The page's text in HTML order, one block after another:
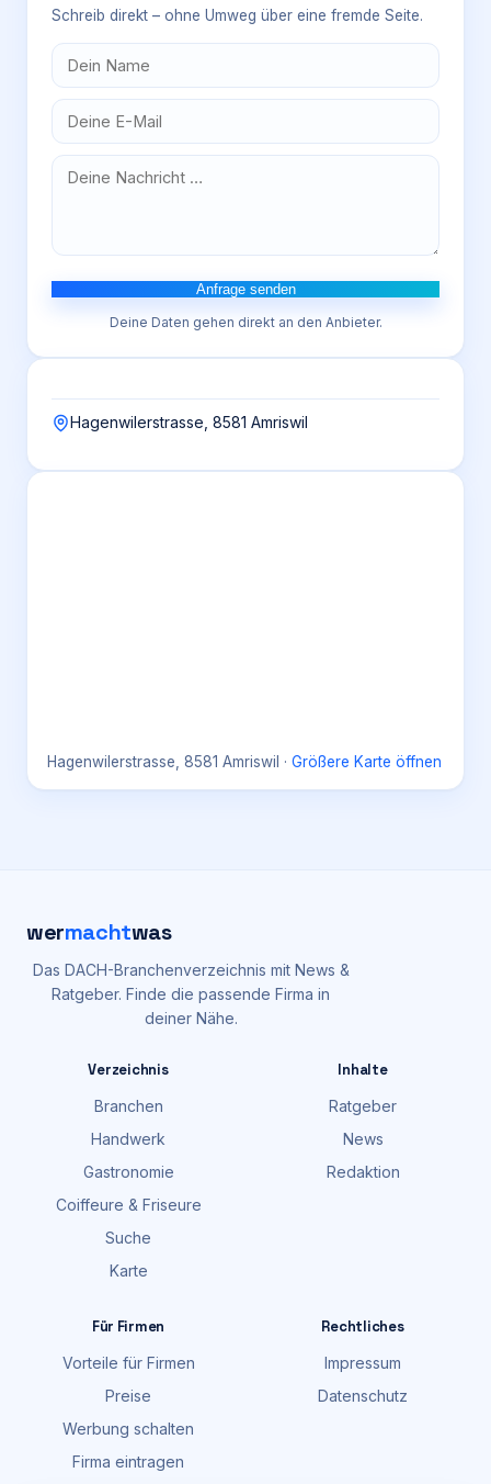
Schreib direkt – ohne Umweg über eine fremde Seite.
Anfrage senden
Deine Daten gehen direkt an den Anbieter.
Hagenwilerstrasse, 8581 Amriswil
Hagenwilerstrasse, 8581 Amriswil · Größere Karte öffnen
wermachtwas
Das DACH-Branchenverzeichnis mit News &
Ratgeber. Finde die passende Firma in
deiner Nähe.
Verzeichnis
Branchen
Handwerk
Gastronomie
Coiffeure & Friseure
Suche
Karte
Inhalte
Ratgeber
News
Redaktion
Für Firmen
Vorteile für Firmen
Preise
Werbung schalten
Firma eintragen
Rechtliches
Impressum
Datenschutz